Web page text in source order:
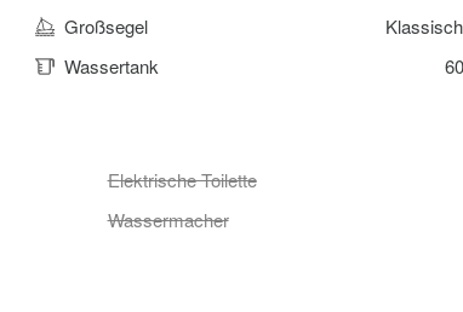
Großsegel
Wassertank
Elektrische Toilette
Wassermacher